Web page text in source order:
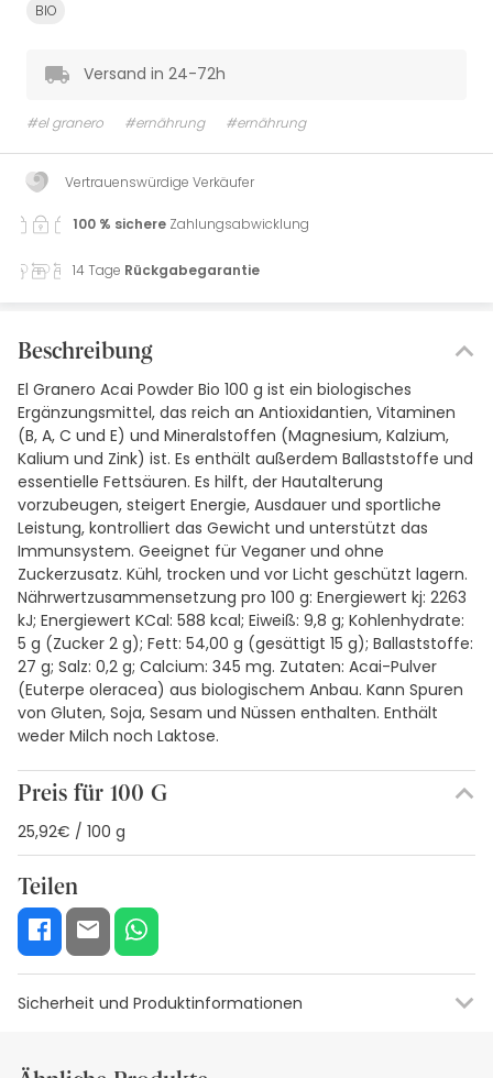
BIO
Versand in 24-72h
#el granero #ernährung #ernährung
Vertrauenswürdige Verkäufer
100 % sichere Zahlungsabwicklung
14 Tage Rückgabegarantie
Beschreibung
El Granero Acai Powder Bio 100 g ist ein biologisches
Ergänzungsmittel, das reich an Antioxidantien, Vitaminen
(B, A, C und E) und Mineralstoffen (Magnesium, Kalzium,
Kalium und Zink) ist. Es enthält außerdem Ballaststoffe und
essentielle Fettsäuren. Es hilft, der Hautalterung
vorzubeugen, steigert Energie, Ausdauer und sportliche
Leistung, kontrolliert das Gewicht und unterstützt das
Immunsystem. Geeignet für Veganer und ohne
Zuckerzusatz. Kühl, trocken und vor Licht geschützt lagern.
Nährwertzusammensetzung pro 100 g: Energiewert kj: 2263
kJ; Energiewert KCal: 588 kcal; Eiweiß: 9,8 g; Kohlenhydrate:
5 g (Zucker 2 g); Fett: 54,00 g (gesättigt 15 g); Ballaststoffe:
27 g; Salz: 0,2 g; Calcium: 345 mg. Zutaten: Acai-Pulver
(Euterpe oleracea) aus biologischem Anbau. Kann Spuren
von Gluten, Soja, Sesam und Nüssen enthalten. Enthält
weder Milch noch Laktose.
Preis für 100 G
25,92€ / 100 g
Teilen
Sicherheit und Produktinformationen